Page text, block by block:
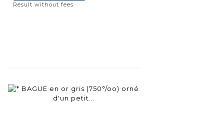
Result without fees